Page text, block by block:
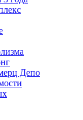
Депо